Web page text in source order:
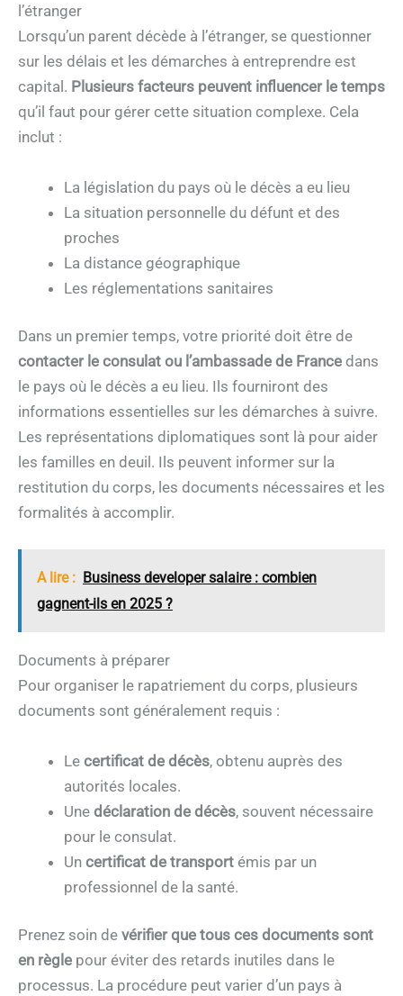
l’étranger
Lorsqu’un parent décède à l’étranger, se questionner
sur les délais et les démarches à entreprendre est
capital. Plusieurs facteurs peuvent influencer le temps
qu’il faut pour gérer cette situation complexe. Cela
inclut :
La législation du pays où le décès a eu lieu
La situation personnelle du défunt et des
proches
La distance géographique
Les réglementations sanitaires
Dans un premier temps, votre priorité doit être de
contacter le consulat ou l’ambassade de France dans
le pays où le décès a eu lieu. Ils fourniront des
informations essentielles sur les démarches à suivre.
Les représentations diplomatiques sont là pour aider
les familles en deuil. Ils peuvent informer sur la
restitution du corps, les documents nécessaires et les
formalités à accomplir.
A lire : Business developer salaire : combien
gagnent-ils en 2025 ?
Documents à préparer
Pour organiser le rapatriement du corps, plusieurs
documents sont généralement requis :
Le certificat de décès, obtenu auprès des
autorités locales.
Une déclaration de décès, souvent nécessaire
pour le consulat.
Un certificat de transport émis par un
professionnel de la santé.
Prenez soin de vérifier que tous ces documents sont
en règle pour éviter des retards inutiles dans le
processus. La procédure peut varier d’un pays à